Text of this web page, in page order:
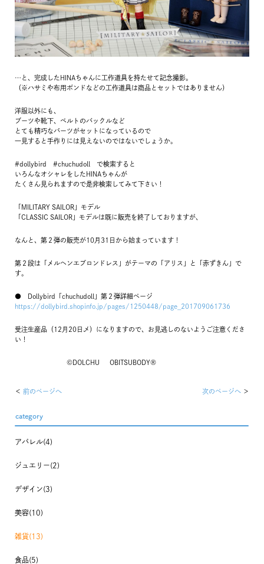
…と、完成したHINAちゃんに工作道具を持たせて記念撮影。
（※ハサミや布用ボンドなどの工作道具は商品とセットではありません）
洋服以外にも、
ブーツや靴下、ベルトのバックルなど
とても精巧なパーツがセットになっているので
一見すると手作りには見えないのではないでしょうか。
#dollybird #chuchudoll で検索すると
いろんなオシャレをしたHINAちゃんが
たくさん見られますので是非検索してみて下さい！
「MILITARY SAILOR」モデル
「CLASSIC SAILOR」モデルは既に販売を終了しておりますが、
なんと、第２弾の販売が10月31日から始まっています！
第２段は「メルヘンエプロンドレス」がテーマの「アリス」と「赤ずきん」で
す。
● Dollybird「chuchudoll」第２弾詳細ページ
https://dollybird.shopinfo.jp/pages/1250448/page_201709061736
受注生産品（12月20日〆）になりますので、お見逃しのないようご注意くださ
い！
©︎DOLCHU OBITSUBODY®︎
前のページへ 次のページへ
category
アパレル(4)
ジュエリー(2)
デザイン(3)
美容(10)
雑貨(13)
食品(5)